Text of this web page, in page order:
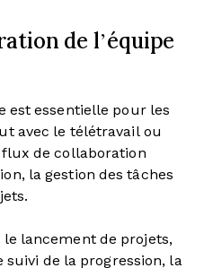
de l’équipe
est essentielle pour les
avec le télétravail ou
de collaboration
la gestion des tâches
lancement de projets,
de la progression, la